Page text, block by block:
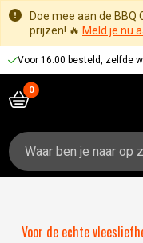
Doe mee aan de BBQ
prijzen! 🔥 Meld je nu
Voor 16:00 besteld, zelfde
Zoeken
naar:
Voor de echte